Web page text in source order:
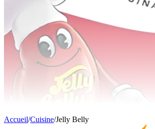
Accueil/Cuisine/Jelly Belly